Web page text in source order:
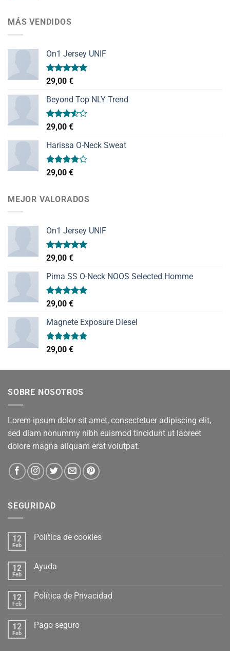
MÁS VENDIDOS
On1 Jersey UNIF
Valorado
con
de 5
29,00 €
Beyond Top NLY Trend
Valorado
con
3.50de
5
29,00 €
Harissa O-Neck Sweat
Valorado
con
29,00 €
MEJOR VALORADOS
On1 Jersey UNIF
Valorado
con
de 5
29,00 €
Pima SS O-Neck NOOS Selected Homme
Valorado
con
de 5
29,00 €
Magnete Exposure Diesel
Valorado
con
29,00 €
SOBRE NOSOTROS
Lorem ipsum dolor sit amet, consectetuer adipiscing elit,
sed diam nonummy nibh euismod tincidunt ut laoreet
dolore magna aliquam erat volutpat.
SEGURIDAD
12
Feb
Política de cookies
12
Feb
Ayuda
12
Feb
Política de Privacidad
12
Feb
Pago seguro